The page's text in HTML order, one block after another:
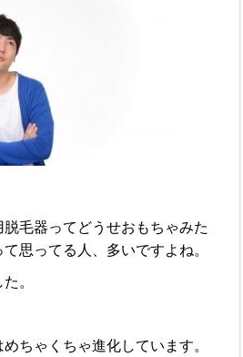
毛器ってどうせおもちゃみた
思ってる人、多いですよね。
。
ちゃくちゃ進化しています。